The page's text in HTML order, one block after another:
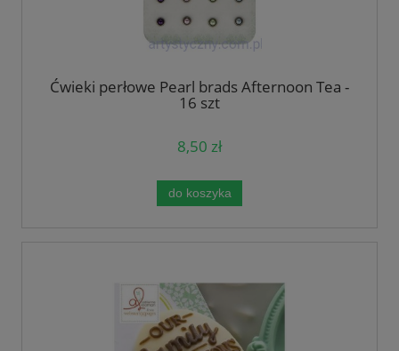
Ćwieki perłowe Pearl brads Afternoon Tea -
16 szt
8,50 zł
do koszyka